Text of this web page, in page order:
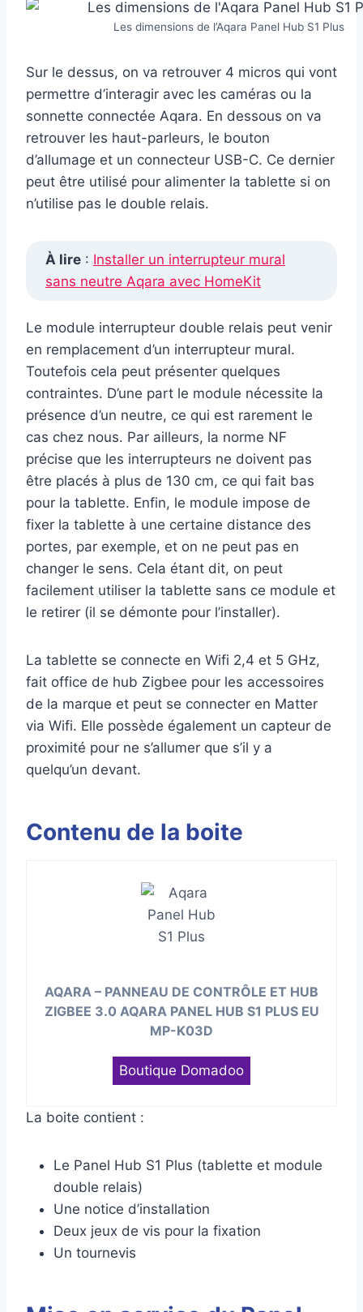
Les dimensions de l’Aqara Panel Hub S1 Plus
Sur le dessus, on va retrouver 4 micros qui vont
permettre d’interagir avec les caméras ou la
sonnette connectée Aqara. En dessous on va
retrouver les haut-parleurs, le bouton
d’allumage et un connecteur USB-C. Ce dernier
peut être utilisé pour alimenter la tablette si on
n’utilise pas le double relais.
À lire : Installer un interrupteur mural
sans neutre Aqara avec HomeKit
Le module interrupteur double relais peut venir
en remplacement d’un interrupteur mural.
Toutefois cela peut présenter quelques
contraintes. D’une part le module nécessite la
présence d’un neutre, ce qui est rarement le
cas chez nous. Par ailleurs, la norme NF
précise que les interrupteurs ne doivent pas
être placés à plus de 130 cm, ce qui fait bas
pour la tablette. Enfin, le module impose de
fixer la tablette à une certaine distance des
portes, par exemple, et on ne peut pas en
changer le sens. Cela étant dit, on peut
facilement utiliser la tablette sans ce module et
le retirer (il se démonte pour l’installer).
La tablette se connecte en Wifi 2,4 et 5 GHz,
fait office de hub Zigbee pour les accessoires
de la marque et peut se connecter en Matter
via Wifi. Elle possède également un capteur de
proximité pour ne s’allumer que s’il y a
quelqu’un devant.
Contenu de la boite
AQARA – PANNEAU DE CONTRÔLE ET HUB
ZIGBEE 3.0 AQARA PANEL HUB S1 PLUS EU
MP-K03D
Boutique Domadoo
La boite contient :
Le Panel Hub S1 Plus (tablette et module
double relais)
Une notice d’installation
Deux jeux de vis pour la fixation
Un tournevis